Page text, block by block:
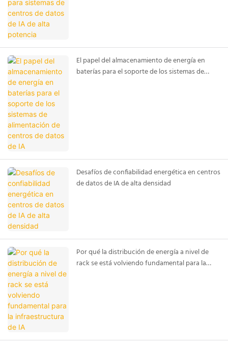
El papel del almacenamiento de energía en
baterías para el soporte de los sistemas de
Desafíos de confiabilidad energética en centros
de datos de IA de alta densidad
Por qué la distribución de energía a nivel de
rack se está volviendo fundamental para la